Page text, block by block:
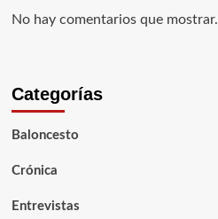
No hay comentarios que mostrar.
Categorías
Baloncesto
Crónica
Entrevistas